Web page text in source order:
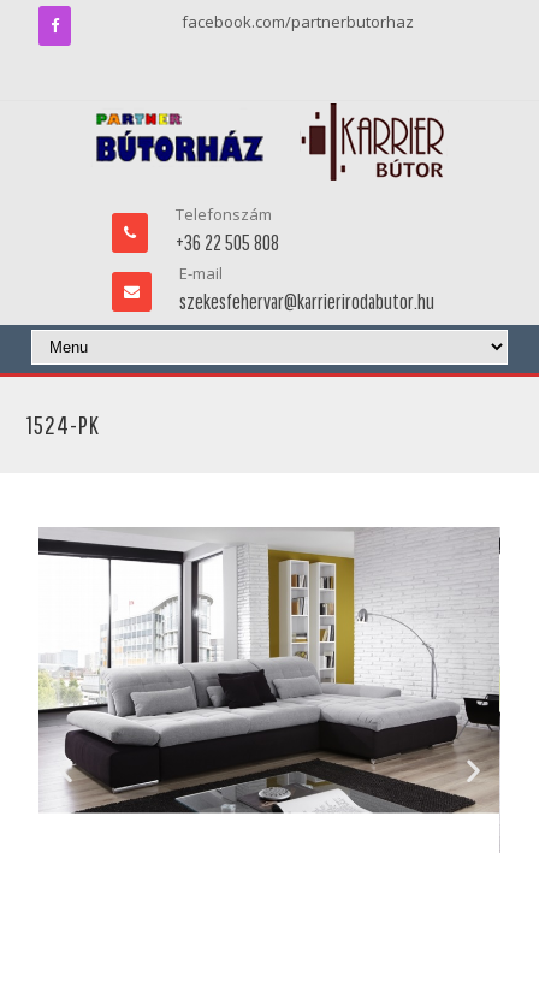
facebook.com/partnerbutorhaz
Telefonszám
+36 22 505 808
E-mail
szekesfehervar@karrierirodabutor.hu
1524-PK